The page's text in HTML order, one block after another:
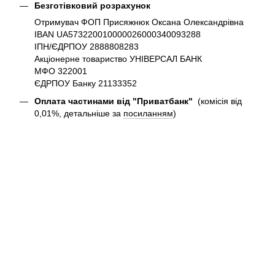
Безготівковий розрахунок
Отримувач ФОП Присяжнюк Оксана Олександрівна
IBAN UA573220010000026000340093288
ІПН/ЄДРПОУ 2888808283
Акціонерне товариство УНІВЕРСАЛ БАНК
МФО 322001
ЄДРПОУ Банку 21133352
Оплата частинами від "Приватбанк" (комісія від
0,01%, детальніше за посиланням)